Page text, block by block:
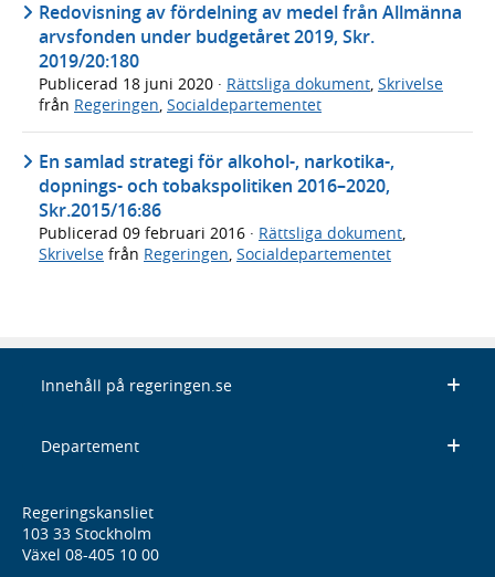
Redovisning av fördelning av medel från Allmänna
arvsfonden under budgetåret 2019, Skr.
2019/20:180
Publicerad 18 juni 2020 · Rättsliga dokument Skrivelse
från Regeringen Socialdepartementet
En samlad strategi för alkohol-, narkotika-,
dopnings- och tobakspolitiken 2016–2020,
Skr.2015/16:86
Publicerad 09 februari 2016 · Rättsliga dokument,
Skrivelse från Regeringen, Socialdepartementet
Innehåll på regeringen.se
Departement
Regeringskansliet
103 33 Stockholm
Växel 08-405 10 00